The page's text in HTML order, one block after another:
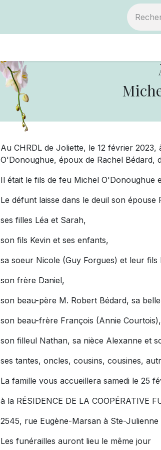
Au CHRDL de Joliette, le 12 février
O'Donoughue, époux de Rachel Bédard,
Il était le fils de feu Michel O'Donoughue
Le défunt laisse dans le deuil son épouse
ses filles Léa et Sarah,
son fils Kevin et ses enfants,
sa soeur Nicole (Guy Forgues) et leur fils
son frère Daniel,
son beau-père M. Robert Bédard, sa
son beau-frère François (Annie Courtois),
son filleul Nathan, sa nièce Alexanne et
ses tantes, oncles, cousins, cousines,
La famille vous accueillera samedi le 25
à la RÉSIDENCE DE LA COOPÉRATIVE
2545, rue Eugène-Marsan à Ste-Julienne
Les funérailles auront lieu le même jour